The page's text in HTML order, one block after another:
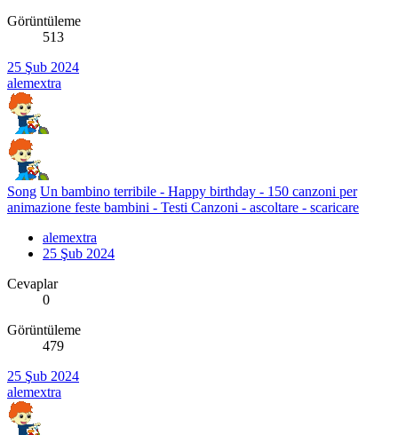
Görüntüleme
513
25 Şub 2024
alemextra
Song Un bambino terribile - Happy birthday - 150 canzoni per
animazione feste bambini - Testi Canzoni - ascoltare - scaricare
alemextra
25 Şub 2024
Cevaplar
0
Görüntüleme
479
25 Şub 2024
alemextra